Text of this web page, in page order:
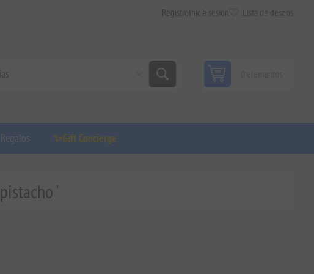
Registro Inicia sesión Lista de deseos
Regalos ✨Gift Concierge
'